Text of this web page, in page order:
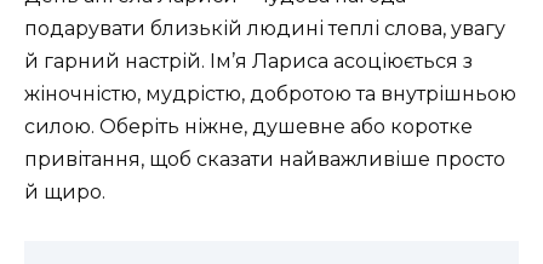
подарувати близькій людині теплі слова, увагу
й гарний настрій. Ім’я Лариса асоціюється з
жіночністю, мудрістю, добротою та внутрішньою
силою. Оберіть ніжне, душевне або коротке
привітання, щоб сказати найважливіше просто
й щиро.